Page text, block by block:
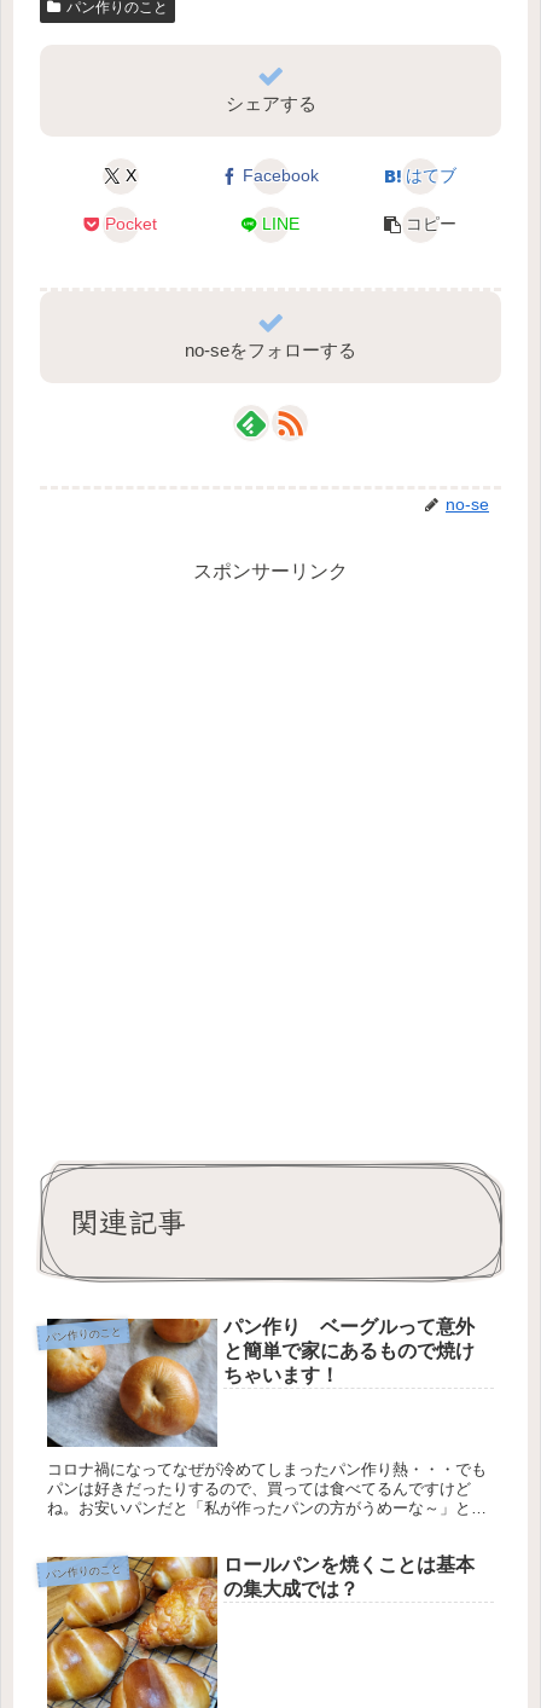
パン作りのこと
シェアする
X Facebook はてブ
Pocket LINE コピー
no-seをフォローする
no-se
スポンサーリンク
関連記事
パン作りのこと
パン作り ベーグルって意外
と簡単で家にあるもので焼け
ちゃいます！
コロナ禍になってなぜが冷めてしまったパン作り熱・・・でも
パンは好きだったりするので、買っては食べてるんですけど
ね。お安いパンだと「私が作ったパンの方がうめーな～」と思
パン作りのこと
ロールパンを焼くことは基本
の集大成では？